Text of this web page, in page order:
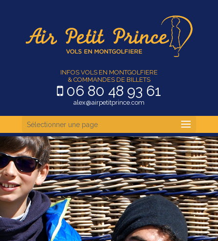
INFOS VOLS EN MONTGOLFIERE
& COMMANDES DE BILLETS
06 80 48 93 61
alex@airpetitprince.com
Sélectionner une page